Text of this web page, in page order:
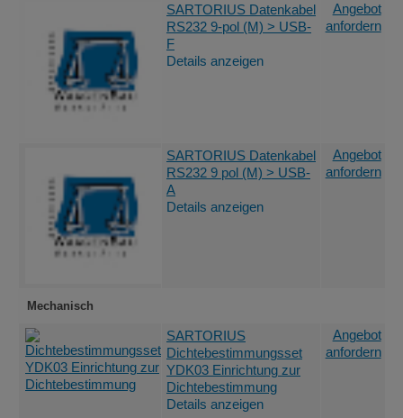
SARTORIUS Datenkabel
RS232 9-pol (M) > USB-
F
Details anzeigen
Angebot
anfordern
SARTORIUS Datenkabel
RS232 9 pol (M) > USB-
A
Details anzeigen
Angebot
anfordern
Mechanisch
SARTORIUS
Dichtebestimmungsset
YDK03 Einrichtung zur
Dichtebestimmung
Details anzeigen
Angebot
anfordern